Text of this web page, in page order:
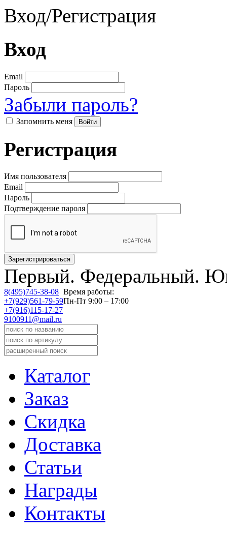
Вход/Регистрация
Вход
Email
Пароль
Забыли пароль?
Запомнить меня
Регистрация
Имя пользователя
Email
Пароль
Подтверждение пароля
Первый. Федеральный.
8(495)745-38-08
+7(929)561-79-59
+7(916)115-17-27
9100911@mail.ru
Время работы:
Пн-Пт 9:00 – 17:00
Каталог
Заказ
Скидка
Доставка
Статьи
Награды
Контакты